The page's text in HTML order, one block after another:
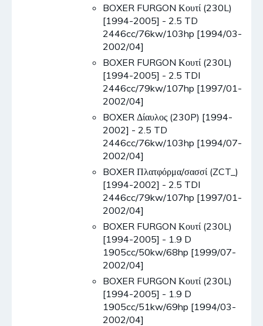
BOXER FURGON Κουτί (230L)
[1994-2005] - 2.5 TD
2446cc/76kw/103hp [1994/03-
2002/04]
BOXER FURGON Κουτί (230L)
[1994-2005] - 2.5 TDI
2446cc/79kw/107hp [1997/01-
2002/04]
BOXER Δίαυλος (230P) [1994-
2002] - 2.5 TD
2446cc/76kw/103hp [1994/07-
2002/04]
BOXER Πλατφόρμα/σασσί (ZCT_)
[1994-2002] - 2.5 TDI
2446cc/79kw/107hp [1997/01-
2002/04]
BOXER FURGON Κουτί (230L)
[1994-2005] - 1.9 D
1905cc/50kw/68hp [1999/07-
2002/04]
BOXER FURGON Κουτί (230L)
[1994-2005] - 1.9 D
1905cc/51kw/69hp [1994/03-
2002/04]